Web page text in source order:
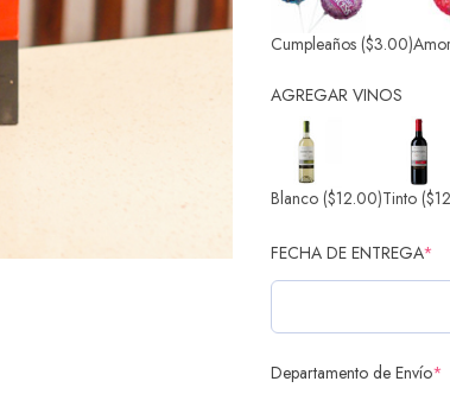
Cumpleaños ($3.00)
AGREGAR VINOS
Blanco ($12.00)Tinto
FECHA DE ENTREGA*
Departamento de Envío*